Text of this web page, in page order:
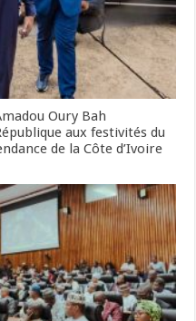
Oury Bah
aux festivités du
de la Côte d’Ivoire